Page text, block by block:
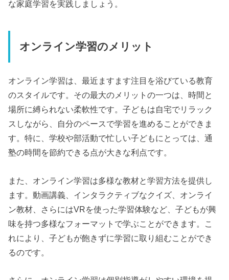
な家庭学習を実践しましょう。
オンライン学習のメリット
オンライン学習は、最近ますます注目を浴びている教育
のスタイルです。その最大のメリットの一つは、時間と
場所に縛られない柔軟性です。子どもは自宅でリラック
スしながら、自分のペースで学習を進めることができま
す。特に、学校や部活動で忙しい子どもにとっては、通
塾の時間を節約できる点が大きな利点です。
また、オンライン学習は多様な教材と学習方法を提供し
ます。動画講義、インタラクティブなクイズ、オンライ
ン教材、さらにはVRを使った学習体験など、子どもが興
味を持つ多様なフォーマットで学ぶことができます。こ
れにより、子どもが飽きずに学習に取り組むことができ
るのです。